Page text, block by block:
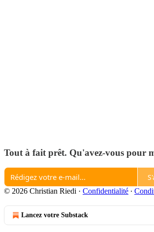
Tout à fait prêt. Qu'avez-vous pour
© 2026 Christian Riedi · Confidentialité ∙
Lancez votre Substack